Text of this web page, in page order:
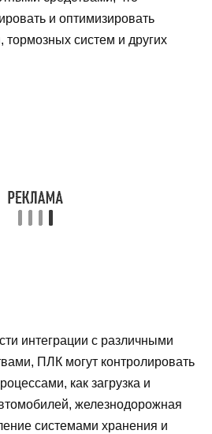
и оптимизировать
тормозных систем и других
интеграции с различными
ПЛК могут контролировать
как загрузка и
железнодорожная
системами хранения и